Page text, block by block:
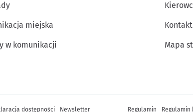
miejska
w komunikacji
Kontakt
Mapa
dostępności Newsletter Regulamin